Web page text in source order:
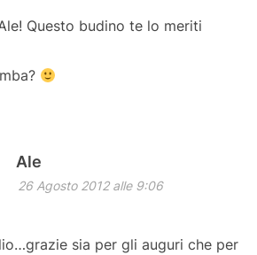
Questo budino te lo meriti
Ale
26 Agosto 2012 alle 9:06
sia per gli auguri che per